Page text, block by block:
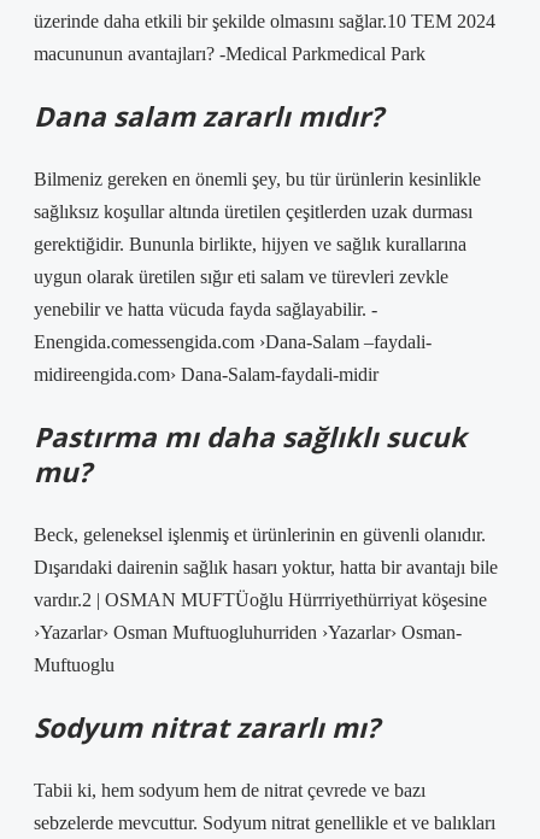
üzerinde daha etkili bir şekilde olmasını sağlar.10 TEM 2024
macununun avantajları? -Medical Parkmedical Park
Dana salam zararlı mıdır?
Bilmeniz gereken en önemli şey, bu tür ürünlerin kesinlikle
sağlıksız koşullar altında üretilen çeşitlerden uzak durması
gerektiğidir. Bununla birlikte, hijyen ve sağlık kurallarına
uygun olarak üretilen sığır eti salam ve türevleri zevkle
yenebilir ve hatta vücuda fayda sağlayabilir. -
Enengida.comessengida.com ›Dana-Salam –faydali-
midireengida.com› Dana-Salam-faydali-midir
Pastırma mı daha sağlıklı sucuk
mu?
Beck, geleneksel işlenmiş et ürünlerinin en güvenli olanıdır.
Dışarıdaki dairenin sağlık hasarı yoktur, hatta bir avantajı bile
vardır.2 | OSMAN MUFTÜoğlu Hürrriyethürriyat köşesine
›Yazarlar› Osman Muftuogluhurriden ›Yazarlar› Osman-
Muftuoglu
Sodyum nitrat zararlı mı?
Tabii ki, hem sodyum hem de nitrat çevrede ve bazı
sebzelerde mevcuttur. Sodyum nitrat genellikle et ve balıkları